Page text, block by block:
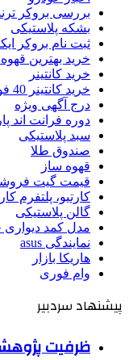
بررسی بروکر
بشکه پلاستیکی
ثبت نام بروکر
خرید بهترین
خرید کانتینر
خرید کانتینر 40 فوت
درج آگهی ویژه
دوره فرانت اند
سبد پلاستیکی
صندوق طلا
قهوه ساز
قیمت گیت
کارتیو، پلتفرم
گالن پلاستیکی
مدل کمد دیواری
نمایندگی asus
هاریکا بازار
وام فوری
پیشنهاد سردبیر
ظرفیت